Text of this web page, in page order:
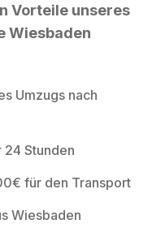
Vorteile unseres
Wiesbaden
Umzugs nach
Stunden
für den Transport
Wiesbaden